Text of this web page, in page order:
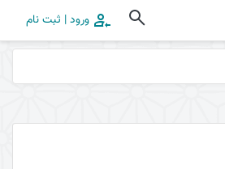
ورود | ثبت نام